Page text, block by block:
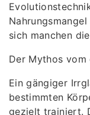
sich manchen
Der Mythos vom
Ein gängiger
bestimmten
gezielt trainiert.